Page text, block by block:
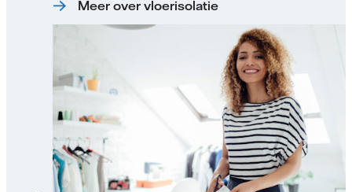
Meer over vloerisolatie